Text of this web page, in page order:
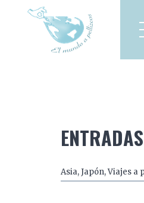
Asia,Japón,Viajes a